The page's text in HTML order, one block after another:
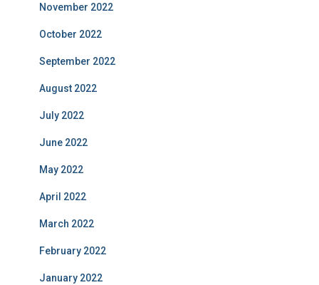
November 2022
October 2022
September 2022
August 2022
July 2022
June 2022
May 2022
April 2022
March 2022
February 2022
January 2022